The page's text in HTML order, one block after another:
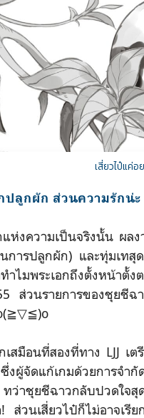
เสี่ยวไป๋แค่อ
ปลูกผัก ส่วนความรักน่ะ
ามเป็นจริงนั้น ผลงาน
การปลูกผัก) และทุ่มเทสุ
ทำไมพระเอกถึงตั้งหน้า
ส่วนรายการของชุยชีฉ
นที่สองที่ทาง LJJ เตรีย
งผู้จัดแก้เกมด้วยการจำ
ทว่าชุยชีฉาวกลับปวดใจ
ส่วนเสี่ยวไป๋ก็ไม่อาจเรี